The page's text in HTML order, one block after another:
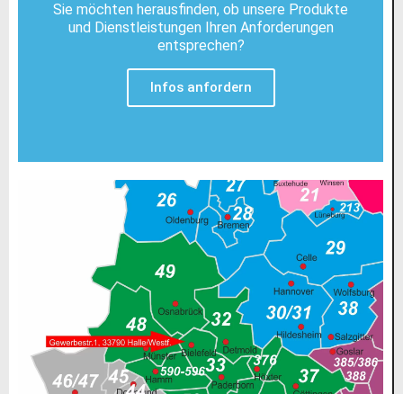
Sie möchten herausfinden, ob unsere Produkte
und Dienstleistungen Ihren Anforderungen
entsprechen?
Infos anfordern